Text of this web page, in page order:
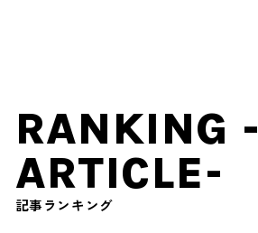
RANKING -
ARTICLE-
記事ランキング